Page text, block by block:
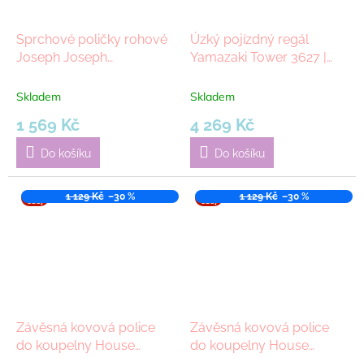
Sprchové poličky rohové
Joseph Joseph
Skladem
1 569 Kč
Do košíku
Úzký pojízdný regál
Yamazaki Tower 3627 |
Skladem
4 269 Kč
Do košíku
ODEJ
1 129 Kč –30 %
Závěsná kovová police
do koupelny House
ODEJ
1 129 Kč –30 %
Závěsná kovová police
do koupelny House